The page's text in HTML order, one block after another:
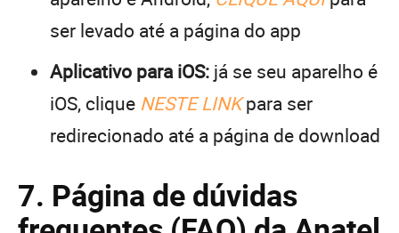
ser levado até a página do app
Aplicativo para iOS: já se seu aparelho é
iOS, clique NESTE LINKpara ser
redirecionado até a página de download
7. Página de dúvidas